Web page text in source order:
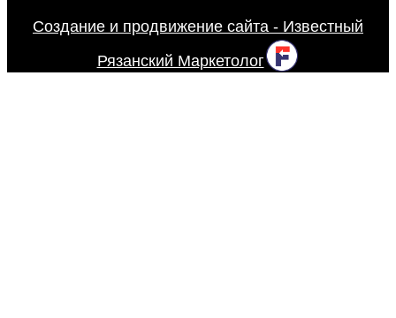
Создание и продвижение сайта - Известный
Рязанский Маркетолог